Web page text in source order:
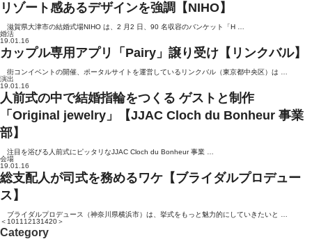
リゾート感あるデザインを強調【NIHO】
滋賀県大津市の結婚式場NIHO は、2 月2 日、90 名収容のバンケット「H …
婚活
19.01.16
カップル専用アプリ「Pairy」譲り受け【リンクバル】
街コンイベントの開催、ポータルサイトを運営しているリンクバル（東京都中央区）は …
演出
19.01.16
人前式の中で結婚指輪をつくる ゲストと制作
「Original jewelry」【JJAC Cloch du Bonheur 事業
部】
注目を浴びる人前式にピッタリなJJAC Cloch du Bonheur 事業 …
会場
19.01.16
総支配人が司式を務めるワケ【ブライダルプロデュー
ス】
ブライダルプロデュース（神奈川県横浜市）は、挙式をもっと魅力的にしていきたいと …
＜ 1011 12131420＞
Category